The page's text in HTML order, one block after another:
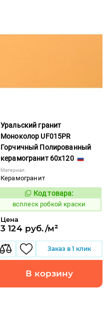
Уральский гранит
Моноколор UF015PR
Горчичный Полированный
керамогранит 60x120
Материал:
Керамогранит
244164
Код товара:
всплеск робкой краски
Цена
3 124 руб./м²
Заказ в 1 клик
В корзину